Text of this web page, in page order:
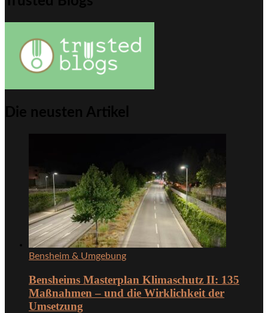
Die neusten Artikel
Bensheim & Umgebung
Bensheims Masterplan Klimaschutz II: 135
Maßnahmen – und die Wirklichkeit der
Umsetzung